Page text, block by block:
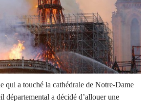
qui a touché la cathédrale de Notre-Dame
départemental a décidé d’allouer une